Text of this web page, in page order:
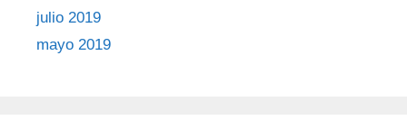
julio 2019
mayo 2019